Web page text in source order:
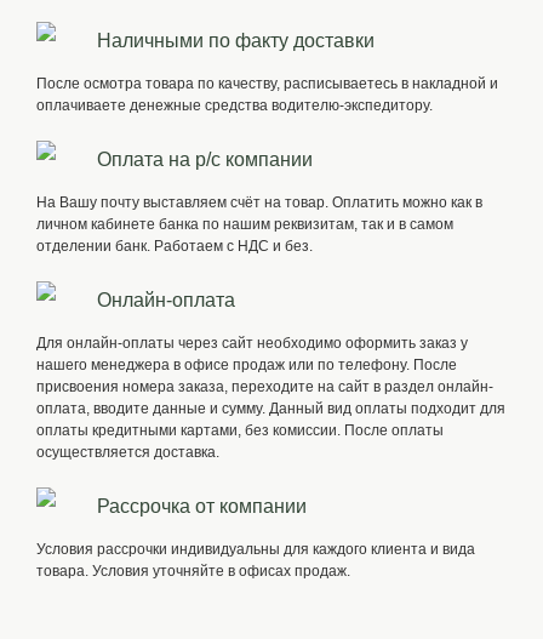
Наличными по факту доставки
После осмотра товара по качеству, расписываетесь в накладной и
оплачиваете денежные средства водителю-экспедитору.
Оплата на р/с компании
На Вашу почту выставляем счёт на товар. Оплатить можно как в
личном кабинете банка по нашим реквизитам, так и в самом
отделении банк. Работаем с НДС и без.
Онлайн-оплата
Для онлайн-оплаты через сайт необходимо оформить заказ у
нашего менеджера в офисе продаж или по телефону. После
присвоения номера заказа, переходите на сайт в раздел онлайн-
оплата, вводите данные и сумму. Данный вид оплаты подходит для
оплаты кредитными картами, без комиссии. После оплаты
осуществляется доставка.
Рассрочка от компании
Условия рассрочки индивидуальны для каждого клиента и вида
товара. Условия уточняйте в офисах продаж.